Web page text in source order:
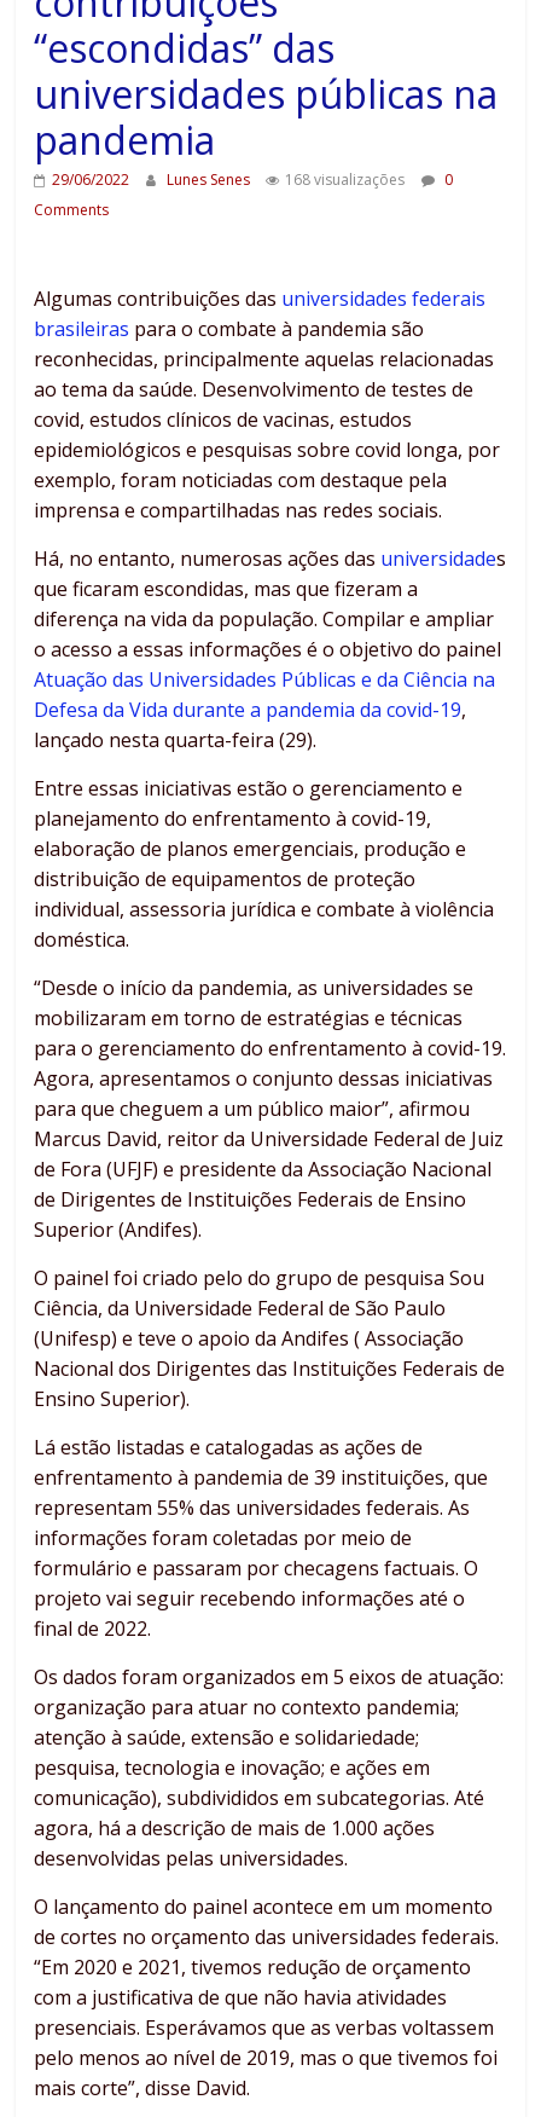
“escondidas” das
universidades públicas na
pandemia
29/06/2022 Lunes Senes 168 visualizações
0
Comments
Algumas contribuições das universidades federais
brasileiras para o combate à pandemia são
reconhecidas, principalmente aquelas relacionadas
ao tema da saúde. Desenvolvimento de testes de
covid, estudos clínicos de vacinas, estudos
epidemiológicos e pesquisas sobre covid longa, por
exemplo, foram noticiadas com destaque pela
imprensa e compartilhadas nas redes sociais.
Há, no entanto, numerosas ações das universidades
que ficaram escondidas, mas que fizeram a
diferença na vida da população. Compilar e ampliar
o acesso a essas informações é o objetivo do painel
Atuação das Universidades Públicas e da Ciência na
Defesa da Vida durante a pandemia da covid-19,
lançado nesta quarta-feira (29).
Entre essas iniciativas estão o gerenciamento e
planejamento do enfrentamento à covid-19,
elaboração de planos emergenciais, produção e
distribuição de equipamentos de proteção
individual, assessoria jurídica e combate à violência
doméstica.
“Desde o início da pandemia, as universidades se
mobilizaram em torno de estratégias e técnicas
para o gerenciamento do enfrentamento à covid-19.
Agora, apresentamos o conjunto dessas iniciativas
para que cheguem a um público maior”, afirmou
Marcus David, reitor da Universidade Federal de Juiz
de Fora (UFJF) e presidente da Associação Nacional
de Dirigentes de Instituições Federais de Ensino
Superior (Andifes).
O painel foi criado pelo do grupo de pesquisa Sou
Ciência, da Universidade Federal de São Paulo
(Unifesp) e teve o apoio da Andifes ( Associação
Nacional dos Dirigentes das Instituições Federais de
Ensino Superior).
Lá estão listadas e catalogadas as ações de
enfrentamento à pandemia de 39 instituições, que
representam 55% das universidades federais. As
informações foram coletadas por meio de
formulário e passaram por checagens factuais. O
projeto vai seguir recebendo informações até o
final de 2022.
Os dados foram organizados em 5 eixos de atuação:
organização para atuar no contexto pandemia;
atenção à saúde, extensão e solidariedade;
pesquisa, tecnologia e inovação; e ações em
comunicação), subdivididos em subcategorias. Até
agora, há a descrição de mais de 1.000 ações
desenvolvidas pelas universidades.
O lançamento do painel acontece em um momento
de cortes no orçamento das universidades federais.
“Em 2020 e 2021, tivemos redução de orçamento
com a justificativa de que não havia atividades
presenciais. Esperávamos que as verbas voltassem
pelo menos ao nível de 2019, mas o que tivemos foi
mais corte”, disse David.